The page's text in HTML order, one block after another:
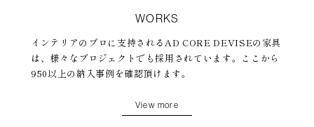
WORKS
インテリアのプロに支持されるAD CORE DEVISEの家具
は、様々なプロジェクトでも採用されています。ここから
950以上の納入事例を確認頂けます。
View more